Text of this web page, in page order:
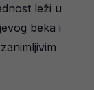
leži u
beka i